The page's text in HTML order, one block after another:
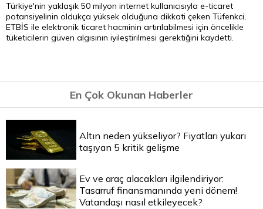
Türkiye'nin yaklaşık 50 milyon internet kullanıcısıyla e-ticaret
potansiyelinin oldukça yüksek olduğuna dikkati çeken Tüfenkci,
ETBİS ile elektronik ticaret hacminin artırılabilmesi için öncelikle
tüketicilerin güven algısının iyileştirilmesi gerektiğini kaydetti.
En Çok Okunan Haberler
Altın neden yükseliyor? Fiyatları yukarı
taşıyan 5 kritik gelişme
Ev ve araç alacakları ilgilendiriyor:
Tasarruf finansmanında yeni dönem!
Vatandaşı nasıl etkileyecek?